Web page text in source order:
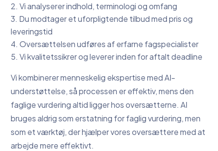
Vi analyserer indhold, terminologi og omfang
Du modtager et uforpligtende tilbud med pris og
leveringstid
Oversættelsen udføres af erfarne fagspecialister
Vi kvalitetssikrer og leverer inden for aftalt deadline
Vi kombinerer menneskelig ekspertise med AI-
understøttelse, så processen er effektiv, mens den
faglige vurdering altid ligger hos oversætterne. AI
bruges aldrig som erstatning for faglig vurdering, men
som et værktøj, der hjælper vores oversættere med at
arbejde mere effektivt.